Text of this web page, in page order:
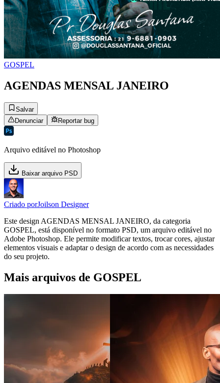
GOSPEL
AGENDAS MENSAL JANEIRO
Salvar
Denunciar
Reportar bug
Arquivo editável no Photoshop
Baixar arquivo PSD
Criado porJoilson Designer
Este design AGENDAS MENSAL JANEIRO, da categoria
GOSPEL, está disponível no formato PSD, um arquivo editável no
Adobe Photoshop. Ele permite modificar textos, trocar cores, ajustar
elementos visuais e adaptar o design de acordo com as necessidades
do seu projeto.
Mais arquivos de GOSPEL